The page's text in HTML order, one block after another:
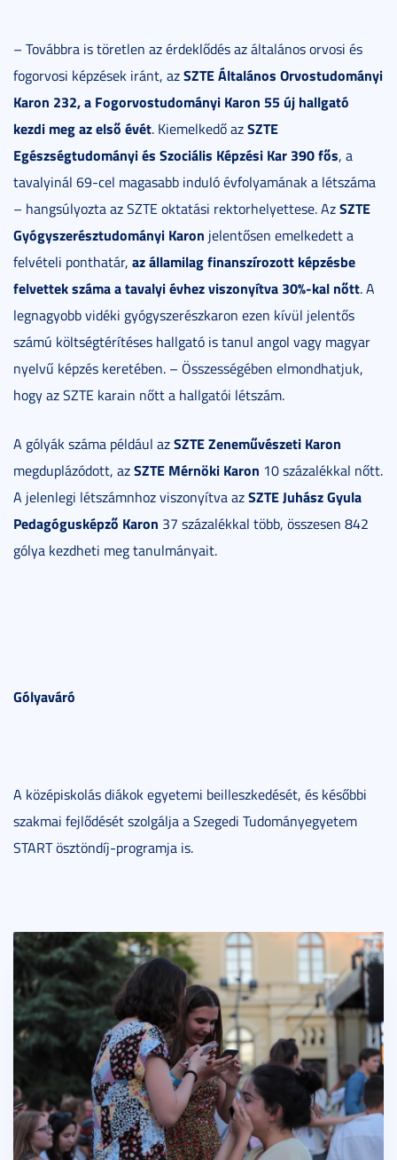
– Továbbra is töretlen az érdeklődés az általános orvosi és
fogorvosi képzések iránt, azSZTE Általános Orvostudományi
Karon 232, a Fogorvostudományi Karon 55 új hallgató
kezdi meg az első évét. Kiemelkedő azSZTE
Egészségtudományi és Szociális Képzési Kar 390 fős, a
tavalyinál 69-cel magasabb induló évfolyamának a létszáma
– hangsúlyozta az SZTE oktatási rektorhelyettese. AzSZTE
Gyógyszerésztudományi Karon jelentősen emelkedett a
felvételi ponthatár, az államilag finanszírozott képzésbe
felvettek száma a tavalyi évhez viszonyítva 30%-kal nőtt. A
legnagyobb vidéki gyógyszerészkaron ezen kívül jelentős
számú költségtérítéses hallgató is tanul angol vagy magyar
nyelvű képzés keretében. – Összességében elmondhatjuk,
hogy az SZTE karain nőtt a hallgatói létszám.
A gólyák száma például azSZTE Zeneművészeti Karon
megduplázódott, azSZTE Mérnöki Karon 10 százalékkal nőtt.
A jelenlegi létszámnhoz viszonyítva azSZTE Juhász Gyula
Pedagógusképző Karon 37 százalékkal több, összesen 842
gólya kezdheti meg tanulmányait.
Gólyaváró
A középiskolás diákok egyetemi beilleszkedését, és későbbi
szakmai fejlődését szolgálja a Szegedi Tudományegyetem
START ösztöndíj-programja is.